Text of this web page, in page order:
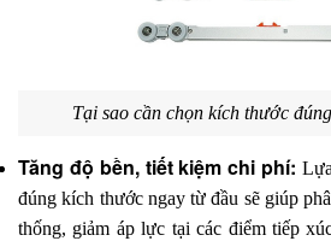
Tại sao cần chọn kích thước
Tăng độ bền, tiết kiệm chi phí:
đúng kích thước ngay từ đầu sẽ giúp
thống, giảm áp lực tại các điểm tiếp